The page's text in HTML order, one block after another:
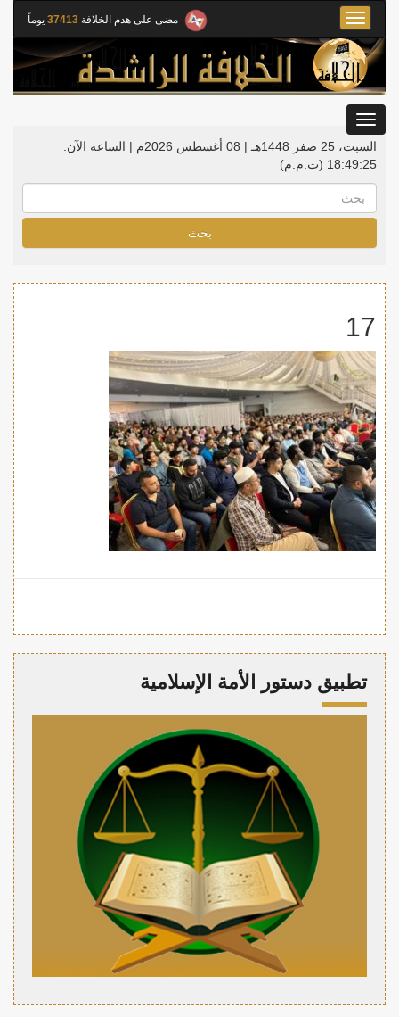
مضى على هدم الخلافة 37413 يوماً
Toggle
navigation
السبت، 25 صفر 1448هـ | 08 أغسطس 2026م |
الساعة الآن:
18:49:25 (ت.م.م)
بحث
17
تطبيق دستور الأمة الإسلامية